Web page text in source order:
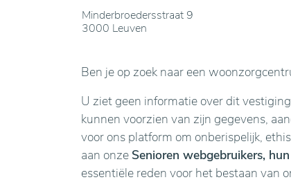
Minderbroedersstraat 9
3000 Leuven
Ben je op zoek naar een
U ziet geen informatie over dit
kunnen voorzien van zijn gegevens,
voor ons platform om onberispelijk,
aan onze Senioren webgebruikers,
essentiële reden voor het bestaan van